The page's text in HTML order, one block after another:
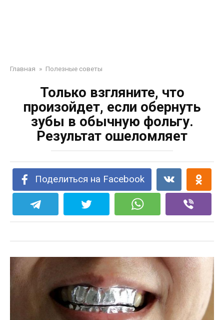
Главная » Полезные советы
Только взгляните, что
произойдет, если обернуть
зубы в обычную фольгу.
Результат ошеломляет
Поделиться на Facebook